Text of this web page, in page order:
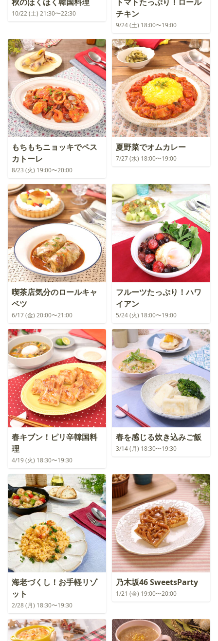
10/22 (土) 21:30〜22:30
チキン
9/24 (土) 18:00〜19:00
もちもちニョッキでペス
カトーレ
8/23 (火) 19:00〜20:00
夏野菜でオムカレー
7/27 (水) 18:00〜19:00
喫茶店気分のロールキャ
ベツ
6/17 (金) 20:00〜21:00
フルーツたっぷり！ハワ
イアン
5/24 (火) 18:00〜19:00
春キブン！ピリ辛韓国料
理
4/19 (火) 18:30〜19:30
春を感じる炊き込みご飯
3/14 (月) 18:30〜19:30
海老づくし！お手軽リゾ
ット
2/28 (月) 18:30〜19:30
乃木坂46 SweetsParty
1/21 (金) 19:00〜20:00